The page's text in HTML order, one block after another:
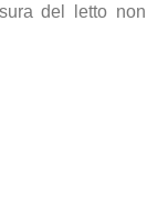
del letto non